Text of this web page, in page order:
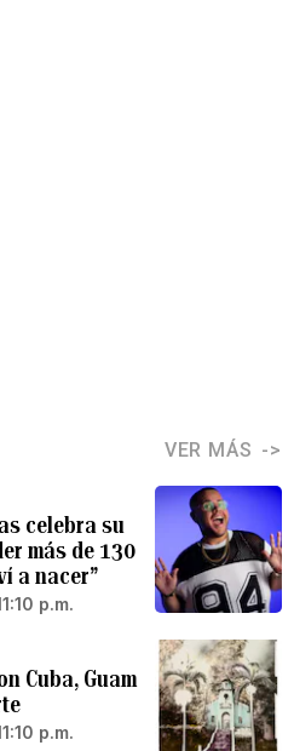
VER MÁS
celebra su
más de 130
a nacer”
p.m.
Cuba, Guam
p.m.